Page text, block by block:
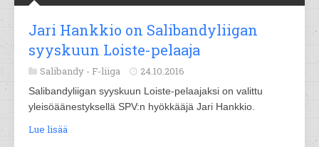
Jari Hankkio on Salibandyliigan
syyskuun Loiste-pelaaja
Salibandy - F-liiga 24.10.2016
Salibandyliigan syyskuun Loiste-pelaajaksi on valittu
yleisöäänestyksellä SPV:n hyökkääjä Jari Hankkio.
Lue lisää